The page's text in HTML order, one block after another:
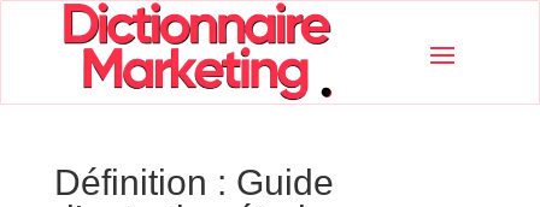
Définition : Guide